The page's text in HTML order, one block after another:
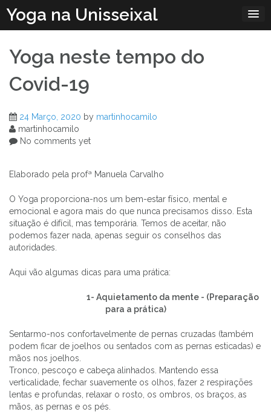
content
Yoga na Unisseixal
Yoga neste tempo do
Covid-19
24 Março, 2020 by martinhocamilo
martinhocamilo
No comments yet
Elaborado pela profª Manuela Carvalho
O Yoga proporciona-nos um bem-estar físico, mental e
emocional e agora mais do que nunca precisamos disso. Esta
situação é difícil, mas temporária. Temos de aceitar, não
podemos fazer nada, apenas seguir os conselhos das
autoridades.
Aqui vão algumas dicas para uma prática:
1- Aquietamento da mente - (Preparação
para a prática)
Sentarmo-nos confortavelmente de pernas cruzadas (também
podem ficar de joelhos ou sentados com as pernas esticadas) e
mãos nos joelhos.
Tronco, pescoço e cabeça alinhados. Mantendo essa
verticalidade, fechar suavemente os olhos, fazer 2 respirações
lentas e profundas, relaxar o rosto, os ombros, os braços, as
mãos, as pernas e os pés.